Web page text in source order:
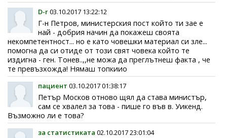
D-r03.10.2017 13:22:12
Г-н Петров, министерския пост който ти зае е
най - добрия начин да покажеш своята
некомпетентност... но е като човешки материал си зле...
помогна да си отиде от този свят човека който те
издигна - ген. Тонев..,,не можа да преглътнеш факта , че
те превъзхожда! Нямаш топкиио
пациент 03.10.2017 01:38:17
Петър Москов отново щял да става министър,
сам се хвалел за това - пише го във в. Уикенд.
Възможно ли е това?
за статистиката 02.10.2017 23:01:04